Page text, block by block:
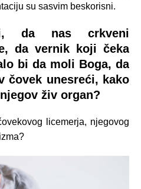
su sasvim beskorisni.
da nas crkveni
da vernik koji čeka
bi da moli Boga, da
čovek unesreći, kako
živ organ?
licemerja, njegovog